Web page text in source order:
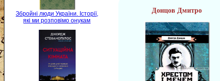
Збройні люди України. Історії,
які ми розповімо онукам
Донцов Дмитро